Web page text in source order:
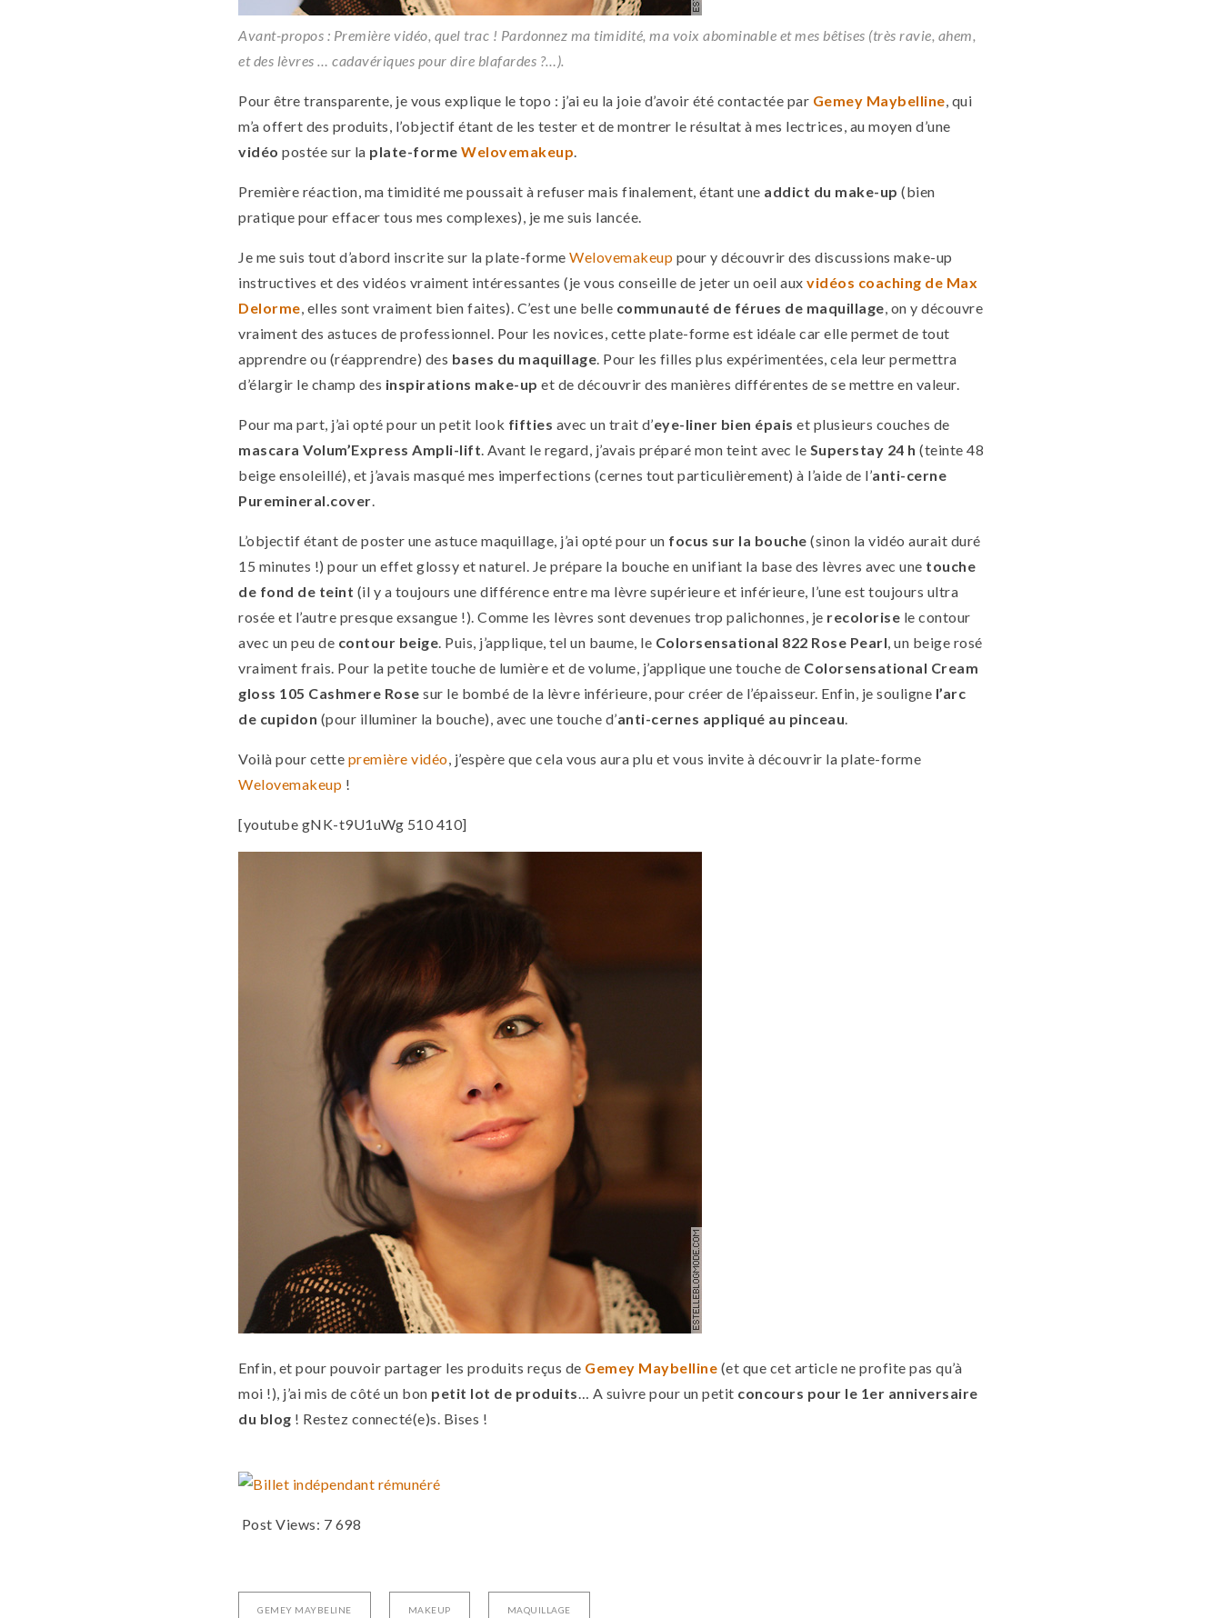
Avant-propos : Première vidéo, quel trac ! Pardonnez ma timidité, ma voix abominable et mes bêtises (très ravie, ahem,
et des lèvres … cadavériques pour dire blafardes ?…).
Pour être transparente, je vous explique le topo : j’ai eu la joie d’avoir été contactée par Gemey Maybelline, qui
m’a offert des produits, l’objectif étant de les tester et de montrer le résultat à mes lectrices, au moyen d’une
vidéo postée sur la plate-forme Welovemakeup.
Première réaction, ma timidité me poussait à refuser mais finalement, étant une addict du make-up (bien
pratique pour effacer tous mes complexes), je me suis lancée.
Je me suis tout d’abord inscrite sur la plate-forme Welovemakeup pour y découvrir des discussions make-up
instructives et des vidéos vraiment intéressantes (je vous conseille de jeter un oeil aux vidéos coaching de Max
Delorme, elles sont vraiment bien faites). C’est une belle communauté de férues de maquillage, on y découvre
vraiment des astuces de professionnel. Pour les novices, cette plate-forme est idéale car elle permet de tout
apprendre ou (réapprendre) des bases du maquillage. Pour les filles plus expérimentées, cela leur permettra
d’élargir le champ des inspirations make-up et de découvrir des manières différentes de se mettre en valeur.
Pour ma part, j’ai opté pour un petit look fifties avec un trait d’eye-liner bien épais et plusieurs couches de
mascara Volum’Express Ampli-lift. Avant le regard, j’avais préparé mon teint avec le Superstay 24 h (teinte 48
beige ensoleillé), et j’avais masqué mes imperfections (cernes tout particulièrement) à l’aide de l’anti-cerne
Puremineral.cover.
L’objectif étant de poster une astuce maquillage, j’ai opté pour un focus sur la bouche (sinon la vidéo aurait duré
15 minutes !) pour un effet glossy et naturel. Je prépare la bouche en unifiant la base des lèvres avec une touche
de fond de teint (il y a toujours une différence entre ma lèvre supérieure et inférieure, l’une est toujours ultra
rosée et l’autre presque exsangue !). Comme les lèvres sont devenues trop palichonnes, je recolorise le contour
avec un peu de contour beige. Puis, j’applique, tel un baume, le Colorsensational 822 Rose Pearl, un beige rosé
vraiment frais. Pour la petite touche de lumière et de volume, j’applique une touche de Colorsensational Cream
gloss 105 Cashmere Rose sur le bombé de la lèvre inférieure, pour créer de l’épaisseur. Enfin, je souligne l’arc
de cupidon (pour illuminer la bouche), avec une touche d’anti-cernes appliqué au pinceau.
Voilà pour cette première vidéo, j’espère que cela vous aura plu et vous invite à découvrir la plate-forme
Welovemakeup !
[youtube gNK-t9U1uWg 510 410]
Enfin, et pour pouvoir partager les produits reçus de Gemey Maybelline (et que cet article ne profite pas qu’à
moi !), j’ai mis de côté un bon petit lot de produits… A suivre pour un petit concours pour le 1er anniversaire
du blog ! Restez connecté(e)s. Bises !
Post Views: 7 698
GEMEY MAYBELINE MAKEUP MAQUILLAGE